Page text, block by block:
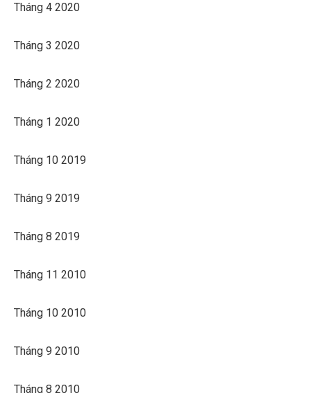
Tháng 4 2020
Tháng 3 2020
Tháng 2 2020
Tháng 1 2020
Tháng 10 2019
Tháng 9 2019
Tháng 8 2019
Tháng 11 2010
Tháng 10 2010
Tháng 9 2010
Tháng 8 2010